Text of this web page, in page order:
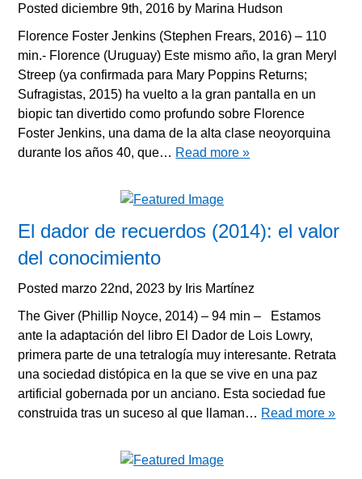
Posteddiciembre 9th, 2016 by Marina Hudson
Florence Foster Jenkins (Stephen Frears, 2016) – 110
min.- Florence (Uruguay) Este mismo año, la gran Meryl
Streep (ya confirmada para Mary Poppins Returns;
Sufragistas, 2015) ha vuelto a la gran pantalla en un
biopic tan divertido como profundo sobre Florence
Foster Jenkins, una dama de la alta clase neoyorquina
durante los años 40, que… Read more »
El dador de recuerdos (2014): el valor
del conocimiento
Posted marzo 22nd, 2023 by Iris Martínez
The Giver (Phillip Noyce, 2014) – 94 min – Estamos
ante la adaptación del libro El Dador de Lois Lowry,
primera parte de una tetralogía muy interesante. Retrata
una sociedad distópica en la que se vive en una paz
artificial gobernada por un anciano. Esta sociedad fue
construida tras un suceso al que llaman… Read more »